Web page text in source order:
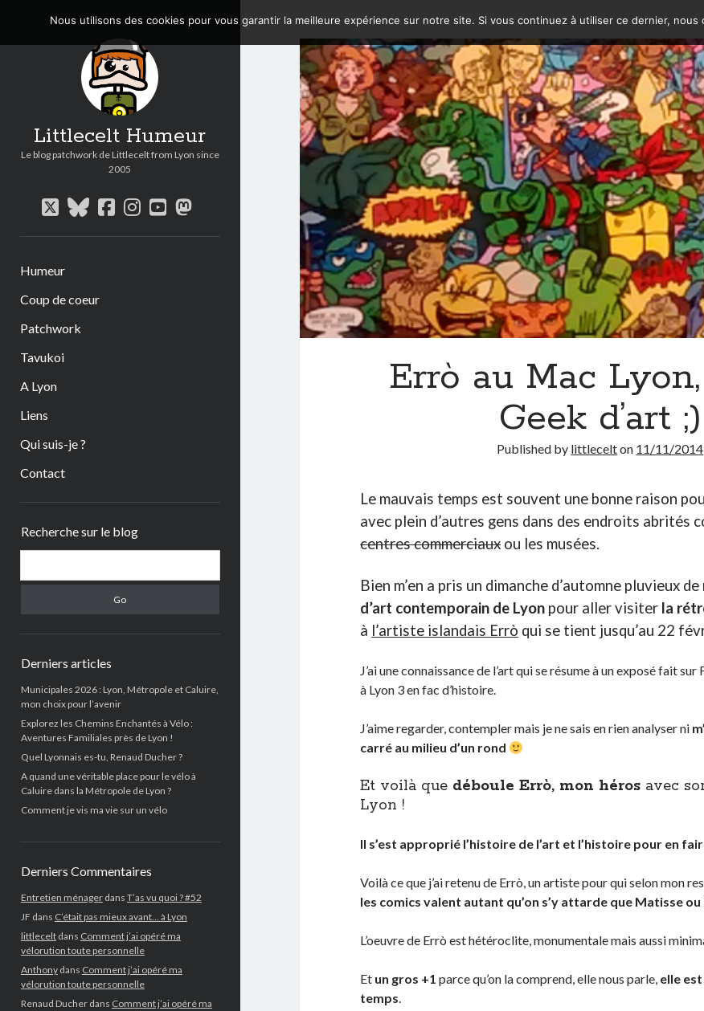
Littlecelt Humeur
Le blog patchwork de Littlecelt from Lyon since
2005
twitterbluesky
facebook
instagram
youtube
mastodon
Humeur
Coup de coeur
Patchwork
Tavukoi
A Lyon
Liens
Qui suis-je ?
Contact
Recherche sur le blog
Derniers articles
Municipales 2026 : Lyon, Métropole et Caluire,
mon choix pour l’avenir
Explorez les Chemins Enchantés à Vélo :
Aventures Familiales près de Lyon !
Quel Lyonnais es-tu, Renaud Ducher ?
A quand une véritable place pour le vélo à
Caluire dans la Métropole de Lyon ?
Comment je vis ma vie sur un vélo
Derniers Commentaires
Entretien ménagerdans T’as vu quoi ? #52
JF dans C’était pas mieux avant… à Lyon
littleceltdans Comment j’ai opéré ma
vélorution toute personnelle
Anthonydans Comment j’ai opéré ma
vélorution toute personnelle
Renaud Ducherdans Comment j’ai opéré ma
Errò au Mac Lyon,
Geek d’art ;)
Published by littlecelton 11/11/2014
Le mauvais temps est souvent une bonne raison
avec plein d’autres gens dans des endroits abrités
centres commerciaux ou les musées.
Bien m’en a pris un dimanche d’automne pluvieux
d’art contemporain de Lyon pour aller visiter la
à l’artiste islandais Errò qui se tient jusqu’au 22
J’ai une connaissance de l’art qui se résume à un exposé fait
à Lyon 3 en fac d’histoire.
J’aime regarder, contempler mais je ne sais en rien analyser ni
carré au milieu d’un rond
Et voilà que déboule Errò, mon héros avec
Lyon !
Il s’est approprié l’histoire de l’art et l’histoire pour en
Voilà ce que j’ai retenu de Errò, un artiste pour qui selon mon
les comics valent autant qu’on s’y attarde que Matisse ou
L’oeuvre de Errò est hétéroclite, monumentale mais aussi
Et un gros +1 parce qu’on la comprend, elle nous parle, elle
temps.
Nous utilisons des cookies pour vous garantir la meilleure expérience sur notre site. Si vous continuez à utiliser ce dernier,